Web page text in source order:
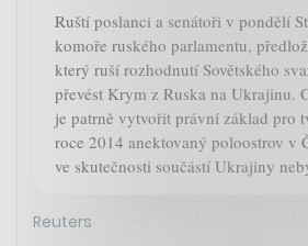
Ruští poslanci a senátoři v pondělí
komoře ruského parlamentu,
který ruší rozhodnutí Sovětského
převést Krym z Ruska na Ukrajinu.
je patrně vytvořit právní základ pro
roce 2014 anektovaný poloostrov v
ve skutečnosti součástí Ukrajiny
Reuters